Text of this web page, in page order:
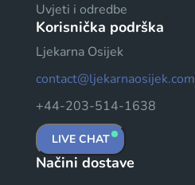
Uvjeti i odredbe
Korisnička podrška
Ljekarna Osijek
contact@ljekarnaosijek.com
+44-203-514-1638
LIVE CHAT
Načini dostave